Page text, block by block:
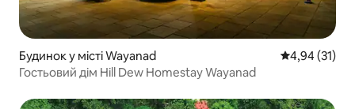
Будинок у місті Wayanad Середня
4,94 (31)
Гостьовий дім Hill Dew Homestay Wayanad